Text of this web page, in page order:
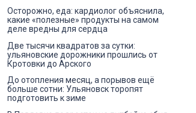
Осторожно, еда: кардиолог объяснила,
какие «полезные» продукты на самом
деле вредны для сердца
Две тысячи квадратов за сутки:
ульяновские дорожники прошлись от
Кротовки до Арского
До отопления месяц, а порывов ещё
больше сотни: Ульяновск торопят
подготовить к зиме